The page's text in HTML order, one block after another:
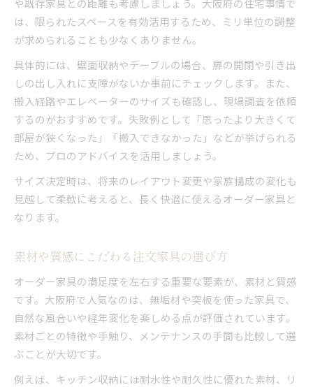
や既存家具との距離も考慮しましょう。大阪府の住宅事情で
は、限られたスペースを有効活用するため、ミリ単位の調整
が求められることも少なくありません。
具体的には、壁面収納やテーブルの場合、扉の開閉や引き出
しの出し入れに支障がないか事前にチェックします。また、
搬入経路やエレベーターのサイズも確認し、現場調査を依頼
するのがおすすめです。失敗例として「思ったより大きくて
部屋が狭くなった」「搬入できなかった」などが挙げられる
ため、プロのアドバイスを活用しましょう。
サイズ決定時は、将来のレイアウト変更や家族構成の変化も
見越して柔軟に考えると、長く快適に使えるオーダー家具と
なります。
素材や質感にこだわる注文家具の選び方
オーダー家具の満足度を左右する重要な要素が、素材と質感
です。大阪府で人気なのは、無垢材や突板を使った家具で、
自然な風合いや経年変化を楽しめる点が評価されています。
素材ごとの特徴や手触り、メンテナンスの手間も比較して選
ぶことが大切です。
例えば、キッチン収納には耐水性や耐久性に優れた素材、リ